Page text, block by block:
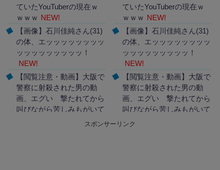
ていたYouTuberの現在ｗ
ｗｗｗ NEW!
【画像】石川佳純さん(31)
の体、エッッッッッッッッ
ッッッッッッッッッ！
NEW!
【閲覧注意・動画】大阪で
警察に射殺された男の動
画、エグい 撃たれてから
叫びながら苦しみもがいて
ていたYouTuberの現在ｗ
ｗｗｗ NEW!
【画像】石川佳純さん(31)
の体、エッッッッッッッッ
ッッッッッッッッッ！
NEW!
【閲覧注意・動画】大阪で
警察に射殺された男の動
画、エグい 撃たれてから
叫びながら苦しみもがいて
死ぬ
スポンサーリンク